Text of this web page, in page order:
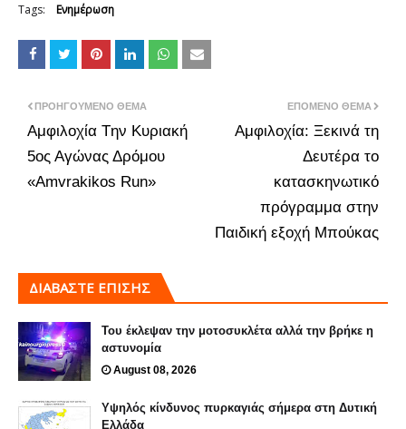
Tags: Ενημέρωση
ΕΠΌΜΕΝΟ ΘΈΜΑ
Αμφιλοχία: Ξεκινά τη
Δευτέρα το
κατασκηνωτικό
πρόγραμμα στην
Παιδική εξοχή Μπούκας
ΠΡΟΗΓΟΎΜΕΝΟ ΘΈΜΑ
Αμφιλοχία Tην Κυριακή
5ος Αγώνας Δρόμου
«Αmvrakikos Run»
ΔΙΑΒΑΣΤΕ ΕΠΙΣΗΣ
Του έκλεψαν την μοτοσυκλέτα αλλά την βρήκε η
αστυνομία
August 08, 2026
Υψηλός κίνδυνος πυρκαγιάς σήμερα στη Δυτική
Ελλάδα